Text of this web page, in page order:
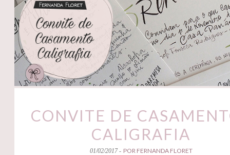
CONVITE DE
CALIGRAFIA
01/02/2017 - POR FERNANDA FLORET